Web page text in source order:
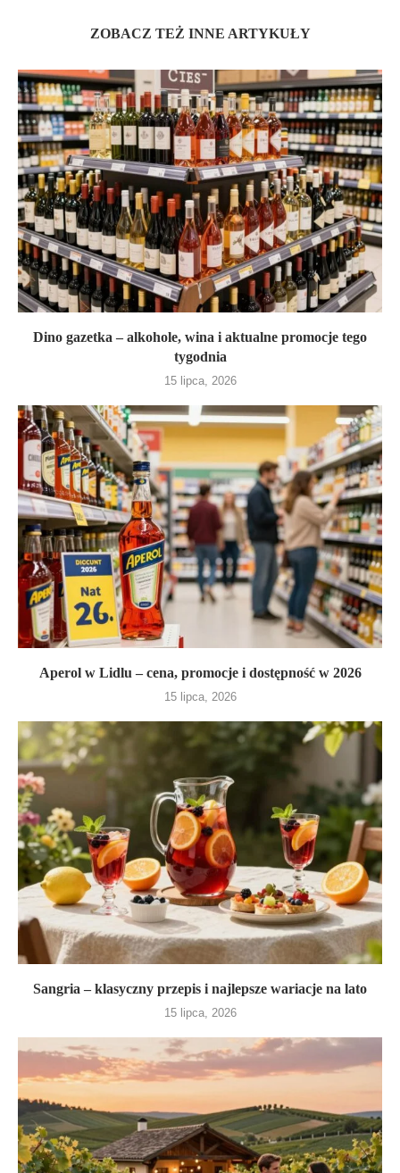
ZOBACZ TEŻ INNE ARTYKUŁY
Dino gazetka – alkohole, wina i aktualne promocje tego
tygodnia
15 lipca, 2026
Aperol w Lidlu – cena, promocje i dostępność w 2026
15 lipca, 2026
Sangria – klasyczny przepis i najlepsze wariacje na lato
15 lipca, 2026